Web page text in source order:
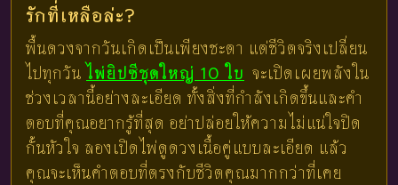
รักที่เหลือล่ะ?
พื้นดวงจากวันเกิดเป็นเพียงชะตา แต่ชีวิตจริงเปลี่ยน
ไปทุกวัน ไพ่ยิปซีชุดใหญ่ 10 ใบ จะเปิดเผยพลังใน
ช่วงเวลานี้อย่างละเอียด ทั้งสิ่งที่กำลังเกิดขึ้นและคำ
ตอบที่คุณอยากรู้ที่สุด อย่าปล่อยให้ความไม่แน่ใจปิด
กั้นหัวใจ ลองเปิดไพ่ดูดวงเนื้อคู่แบบละเอียด แล้ว
คุณจะเห็นคำตอบที่ตรงกับชีวิตคุณมากกว่าที่เคย